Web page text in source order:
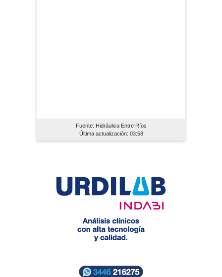
Fuente: Hidráulica Entre Ríos
Última actualización: 03:58